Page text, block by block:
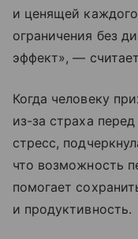
и ценящей
ограничения без
эффект», —
Когда человеку
из-за страха
стресс,
что возможность
помогает
и продуктивность.